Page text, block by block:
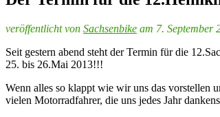
veröffentlicht von Sachsenbike am 7. September
Seit gestern abend steht der Termin für die
25. bis 26.Mai 2013!!!
Wenn alles so klappt wie wir uns das vorstellen
vielen Motorradfahrer, die uns jedes Jahr